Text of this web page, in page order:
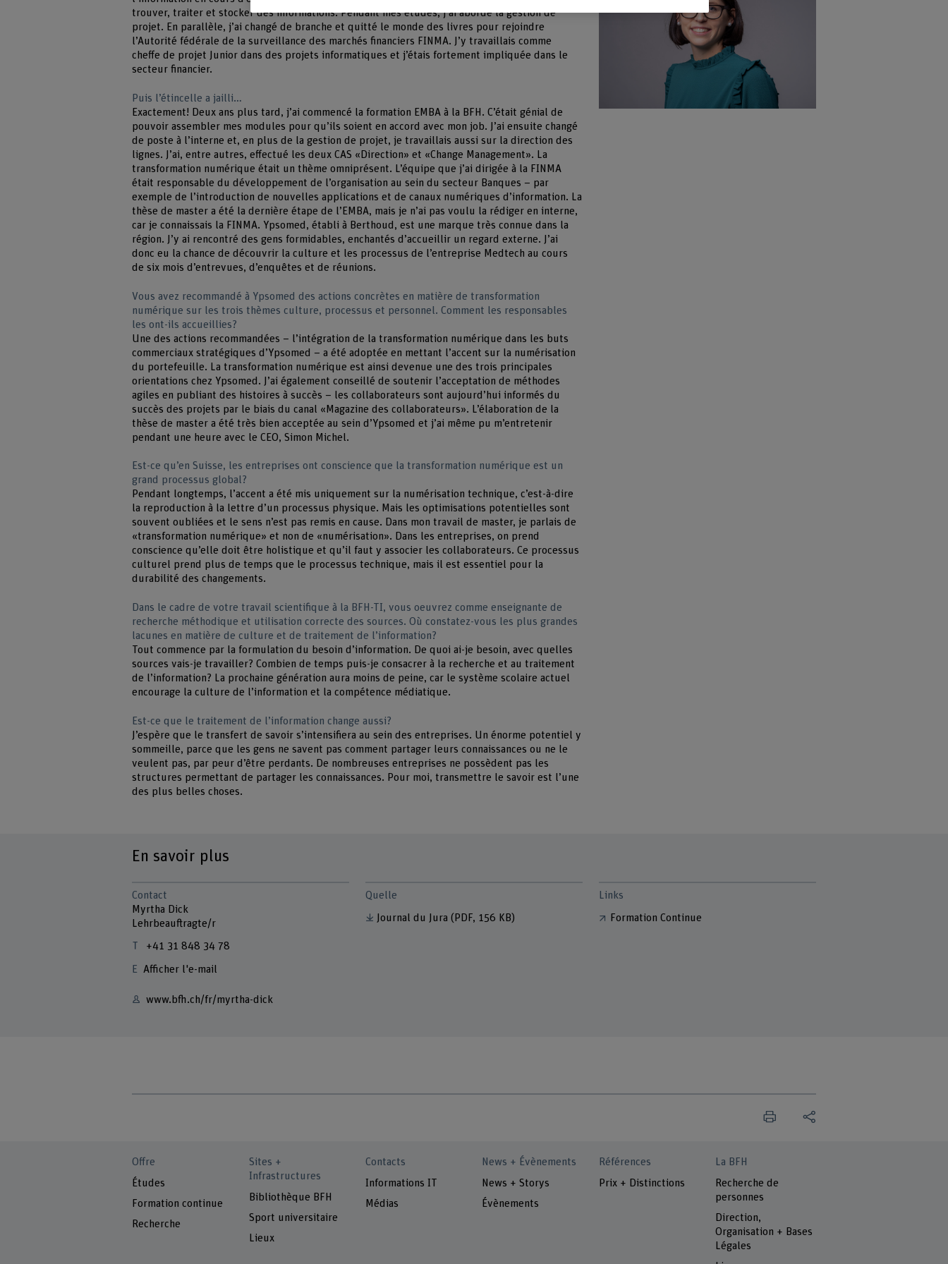
trouver, traiter et stocker des informations. Pendant mes études, j’ai abordé la gestion de
projet. En parallèle, j’ai changé de branche et quitté le monde des livres pour rejoindre
l’Autorité fédérale de la surveillance des marchés financiers FINMA. J’y travaillais comme
cheffe de projet Junior dans des projets informatiques et j’étais fortement impliquée dans le
secteur financier.
Puis l’étincelle a jailli…
Exactement! Deux ans plus tard, j’ai commencé la formation EMBA à la BFH. C’était génial de
pouvoir assembler mes modules pour qu’ils soient en accord avec mon job. J’ai ensuite changé
de poste à l’interne et, en plus de la gestion de projet, je travaillais aussi sur la direction des
lignes. J’ai, entre autres, effectué les deux CAS «Direction» et «Change Management». La
transformation numérique était un thème omniprésent. L’équipe que j’ai dirigée à la FINMA
était responsable du développement de l’organisation au sein du secteur Banques – par
exemple de l’introduction de nouvelles applications et de canaux numériques d’information. La
thèse de master a été la dernière étape de l’EMBA, mais je n’ai pas voulu la rédiger en interne,
car je connaissais la FINMA. Ypsomed, établi à Berthoud, est une marque très connue dans la
région. J’y ai rencontré des gens formidables, enchantés d’accueillir un regard externe. J’ai
donc eu la chance de découvrir la culture et les processus de l’entreprise Medtech au cours
de six mois d’entrevues, d’enquêtes et de réunions.
Vous avez recommandé à Ypsomed des actions concrètes en matière de transformation
numérique sur les trois thèmes culture, processus et personnel. Comment les responsables
les ont-ils accueillies?
Une des actions recommandées – l’intégration de la transformation numérique dans les buts
commerciaux stratégiques d’Ypsomed – a été adoptée en mettant l’accent sur la numérisation
du portefeuille. La transformation numérique est ainsi devenue une des trois principales
orientations chez Ypsomed. J’ai également conseillé de soutenir l’acceptation de méthodes
agiles en publiant des histoires à succès – les collaborateurs sont aujourd’hui informés du
succès des projets par le biais du canal «Magazine des collaborateurs». L’élaboration de la
thèse de master a été très bien acceptée au sein d’Ypsomed et j’ai même pu m’entretenir
pendant une heure avec le CEO, Simon Michel.
Est-ce qu’en Suisse, les entreprises ont conscience que la transformation numérique est un
grand processus global?
Pendant longtemps, l’accent a été mis uniquement sur la numérisation technique, c’est-à-dire
la reproduction à la lettre d’un processus physique. Mais les optimisations potentielles sont
souvent oubliées et le sens n’est pas remis en cause. Dans mon travail de master, je parlais de
«transformation numérique» et non de «numérisation». Dans les entreprises, on prend
conscience qu’elle doit être holistique et qu’il faut y associer les collaborateurs. Ce processus
culturel prend plus de temps que le processus technique, mais il est essentiel pour la
durabilité des changements.
Dans le cadre de votre travail scientifique à la BFH-TI, vous oeuvrez comme enseignante de
recherche méthodique et utilisation correcte des sources. Où constatez-vous les plus grandes
lacunes en matière de culture et de traitement de l’information?
Tout commence par la formulation du besoin d’information. De quoi ai-je besoin, avec quelles
sources vais-je travailler? Combien de temps puis-je consacrer à la recherche et au traitement
de l’information? La prochaine génération aura moins de peine, car le système scolaire actuel
encourage la culture de l’information et la compétence médiatique.
Est-ce que le traitement de l’information change aussi?
J’espère que le transfert de savoir s’intensifiera au sein des entreprises. Un énorme potentiel y
sommeille, parce que les gens ne savent pas comment partager leurs connaissances ou ne le
veulent pas, par peur d’être perdants. De nombreuses entreprises ne possèdent pas les
structures permettant de partager les connaissances. Pour moi, transmettre le savoir est l’une
des plus belles choses.
En savoir plus
Contact
Myrtha Dick
Lehrbeauftragte/r
+41 31 848 34 78
Afficher l'e-mail
www.bfh.ch/fr/myrtha-dick
Quelle
Journal du Jura(PDF, 156 KB)
Links
Formation Continue
Offre
Études
Formation continue
Recherche
Sites +
Infrastructures
Bibliothèque BFH
Sport universitaire
Lieux
Contacts
Informations IT
Médias
News + Évènements
News + Storys
Évènements
Références
Prix + Distinctions
La BFH
Recherche de
personnes
Direction,
Organisation + Bases
Légales